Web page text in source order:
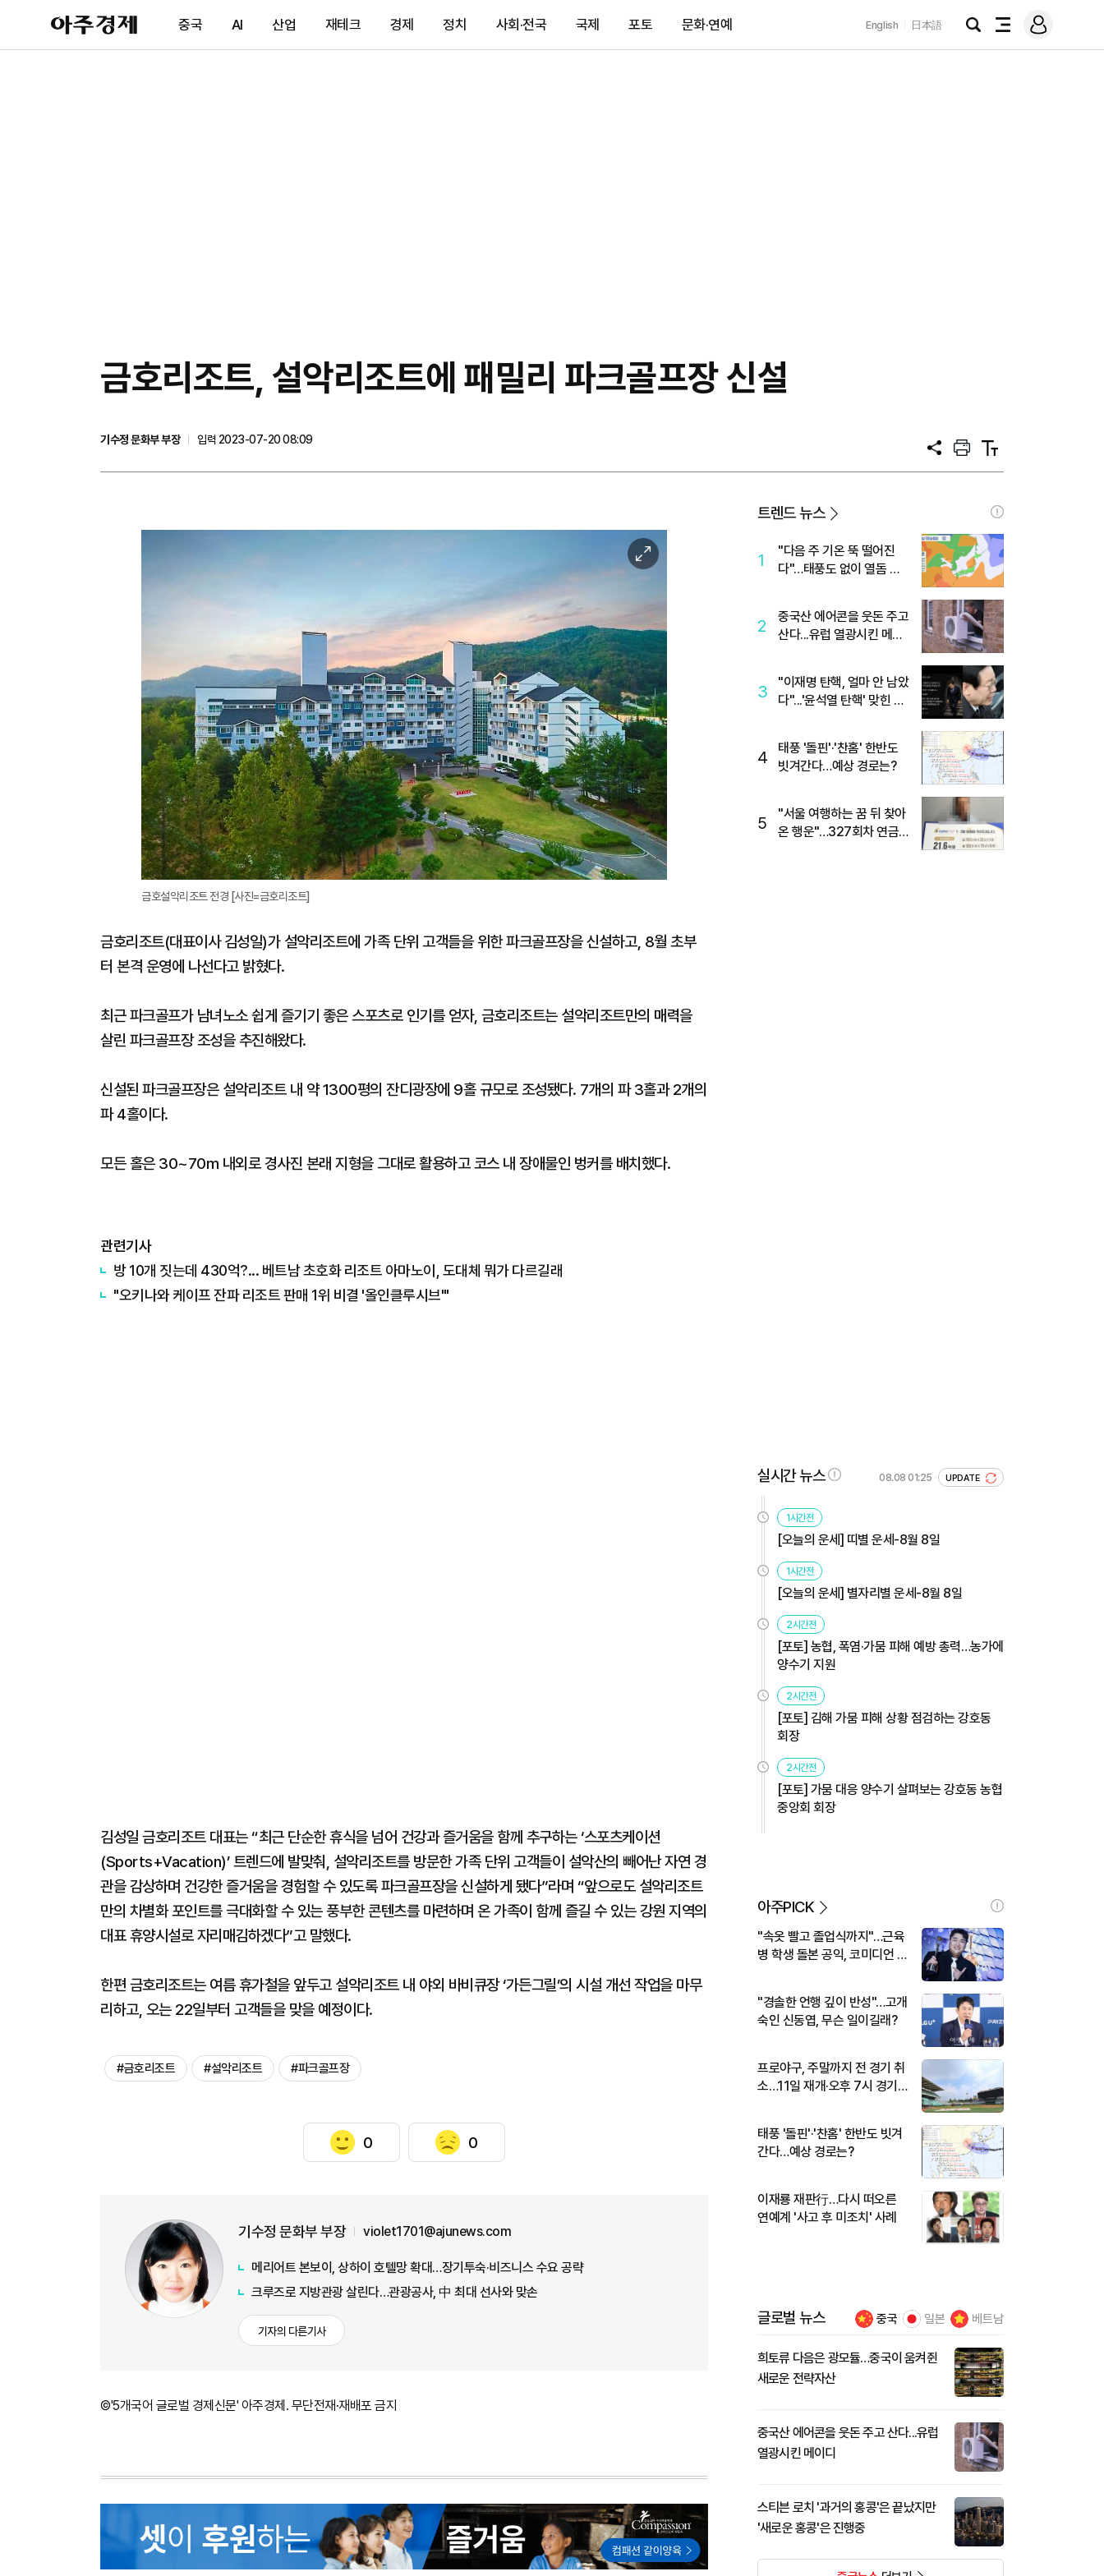
아
주
제
중국 AI 산업 재테크 경제 정치 사회·전국 국제 포토 문화·연예 English 日本語
검
전
메
그
금호리조트, 설악리조트에 패밀리 파크골프장 신설
기수정 문화부 부장
입력 2023-07-20 08:09
공
프
트
텍
트
이
미
확
대
금호설악리조트 전경 [사진=금호리조트]
금호리조트(대표이사 김성일)가 설악리조트에 가족 단위 고객들을 위한 파크골프장을 신설하고, 8월 초부
터 본격 운영에 나선다고 밝혔다.
최근 파크골프가 남녀노소 쉽게 즐기기 좋은 스포츠로 인기를 얻자, 금호리조트는 설악리조트만의 매력을
살린 파크골프장 조성을 추진해왔다.
신설된 파크골프장은 설악리조트 내 약 1300평의 잔디광장에 9홀 규모로 조성됐다. 7개의 파 3홀과 2개의
파 4홀이다.
모든 홀은 30~70m 내외로 경사진 본래 지형을 그대로 활용하고 코스 내 장애물인 벙커를 배치했다.
관련기사
방 10개 짓는데 430억?... 베트남 초호화 리조트 아마노이, 도대체 뭐가 다르길래
"오키나와 케이프 잔파 리조트 판매 1위 비결 '올인클루시브'"
김성일 금호리조트 대표는 “최근 단순한 휴식을 넘어 건강과 즐거움을 함께 추구하는 ‘스포츠케이션
(Sports+Vacation)’ 트렌드에 발맞춰, 설악리조트를 방문한 가족 단위 고객들이 설악산의 빼어난 자연 경
관을 감상하며 건강한 즐거움을 경험할 수 있도록 파크골프장을 신설하게 됐다”라며 “앞으로도 설악리조트
만의 차별화 포인트를 극대화할 수 있는 풍부한 콘텐츠를 마련하며 온 가족이 함께 즐길 수 있는 강원 지역의
대표 휴양시설로 자리매김하겠다”고 말했다.
한편 금호리조트는 여름 휴가철을 앞두고 설악리조트 내 야외 바비큐장 ‘가든그릴’의 시설 개선 작업을 마무
리하고, 오는 22일부터 고객들을 맞을 예정이다.
#금호리조트 #설악리조트 #파크골프장
0 0
기수정 문화부 부장 violet1701@ajunews.com
메리어트 본보이, 상하이 호텔망 확대…장기투숙·비즈니스 수요 공략
크루즈로 지방관광 살린다…관광공사, 中 최대 선사와 맞손
기자의 다른기사
©'5개국어 글로벌 경제신문' 아주경제. 무단전재·재배포 금지
트렌드 뉴스
1
"다음 주 기온 뚝 떨어진
다"…태풍도 없이 열돔 박
2
중국산 에어콘을 웃돈 주고
산다...유럽 열광시킨 메이
3
"이재명 탄핵, 얼마 안 남았
다"...'윤석열 탄핵' 맞힌 무
4
태풍 '돌핀'·'찬홈' 한반도
빗겨간다…예상 경로는?
5
"서울 여행하는 꿈 뒤 찾아
온 행운"…327회차 연금
실시간 뉴스 08.08 01:25 UPDATE
1시간전
[오늘의 운세] 띠별 운세-8월 8일
1시간전
[오늘의 운세] 별자리별 운세-8월 8일
2시간전
[포토] 농협, 폭염·가뭄 피해 예방 총력…농가에
양수기 지원
2시간전
[포토] 김해 가뭄 피해 상황 점검하는 강호동
회장
2시간전
[포토] 가뭄 대응 양수기 살펴보는 강호동 농협
중앙회 회장
아주PICK
"속옷 빨고 졸업식까지"…근육
병 학생 돌본 공익, 코미디언 김
"경솔한 언행 깊이 반성"…고개
숙인 신동엽, 무슨 일이길래?
프로야구, 주말까지 전 경기 취
소…11일 재개·오후 7시 경기
태풍 '돌핀'·'찬홈' 한반도 빗겨
간다…예상 경로는?
이재룡 재판行…다시 떠오른
연예계 '사고 후 미조치' 사례
글로벌 뉴스 중국 일본 베트남
희토류 다음은 광모듈…중국이 움켜쥔
새로운 전략자산
중국산 에어콘을 웃돈 주고 산다...유럽
열광시킨 메이디
스티븐 로치 '과거의 홍콩'은 끝났지만
'새로운 홍콩'은 진행중